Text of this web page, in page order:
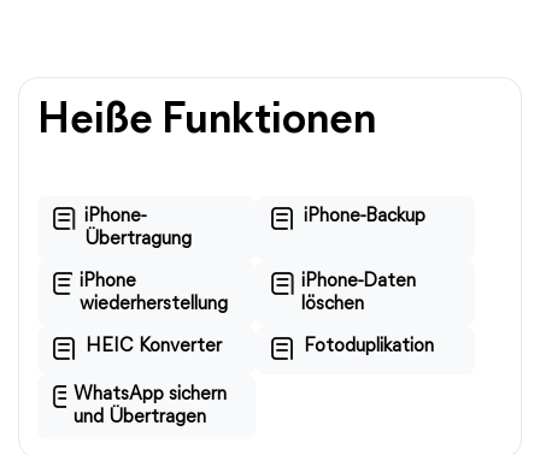
Heiße Funktionen
iPhone-
Übertragung
iPhone-Backup
iPhone
wiederherstellung
iPhone-Daten
löschen
HEIC Konverter Fotoduplikation
WhatsApp sichern
und Übertragen